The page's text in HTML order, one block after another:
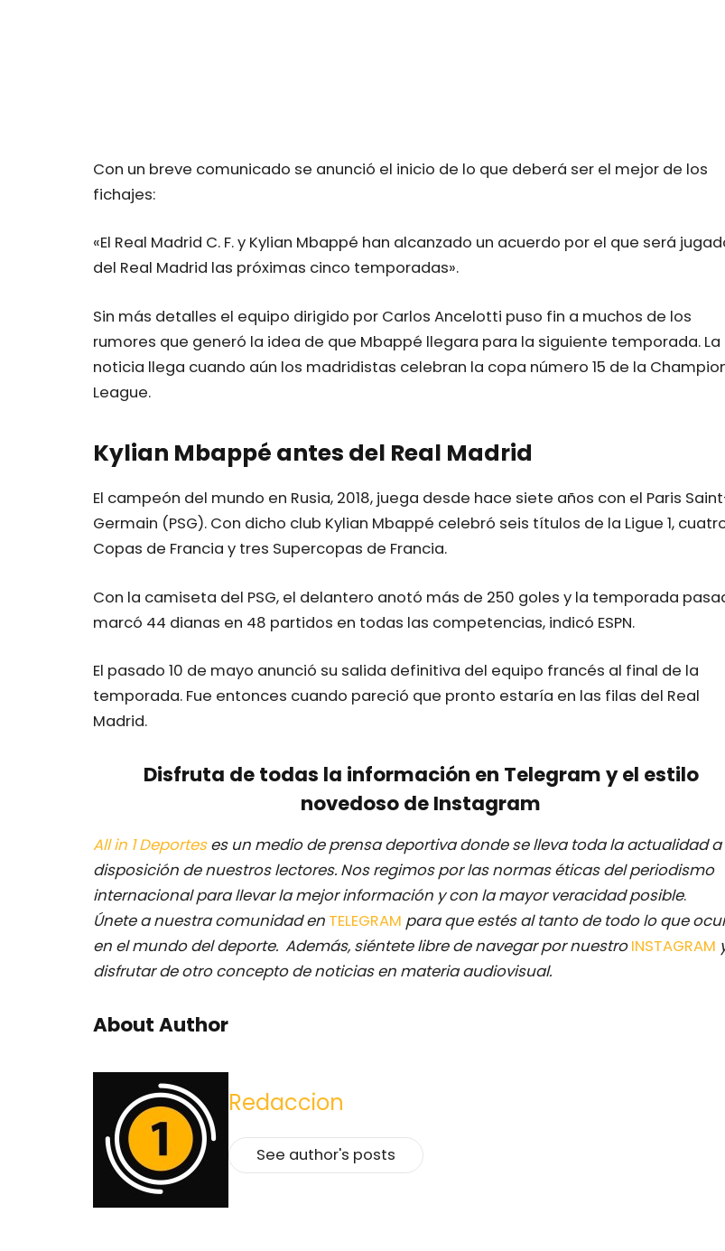
Con un breve comunicado se anunció el inicio de lo que deberá ser el mejor de los
fichajes:
«El Real Madrid C. F. y Kylian Mbappé han alcanzado un acuerdo por el que será
del Real Madrid las próximas cinco temporadas».
Sin más detalles el equipo dirigido por Carlos Ancelotti puso fin a muchos de los
rumores que generó la idea de que Mbappé llegara para la siguiente temporada. La
noticia llega cuando aún los madridistas celebran la copa número 15 de la
League.
Kylian Mbappé antes del Real Madrid
El campeón del mundo en Rusia, 2018, juega desde hace siete años con el Paris
Germain (PSG). Con dicho club Kylian Mbappé celebró seis títulos de la Ligue 1,
Copas de Francia y tres Supercopas de Francia.
Con la camiseta del PSG, el delantero anotó más de 250 goles y la temporada
marcó 44 dianas en 48 partidos en todas las competencias, indicó ESPN.
El pasado 10 de mayo anunció su salida definitiva del equipo francés al final de la
temporada. Fue entonces cuando pareció que pronto estaría en las filas del Real
Madrid.
Disfruta de todas la información en Telegram y el estilo
novedoso de Instagram
All in 1 Deporteses un medio de prensa deportiva donde se lleva toda la actualidad a
disposición de nuestros lectores. Nos regimos por las normas éticas del periodismo
internacional para llevar la mejor información y con la mayor veracidad posible.
Únete a nuestra comunidad en TELEGRAM para que estés al tanto de todo lo que
en el mundo del deporte. Además, siéntete libre de navegar por nuestro INSTAGRAM
disfrutar de otro concepto de noticias en materia audiovisual.
About Author
Redaccion
See author's posts